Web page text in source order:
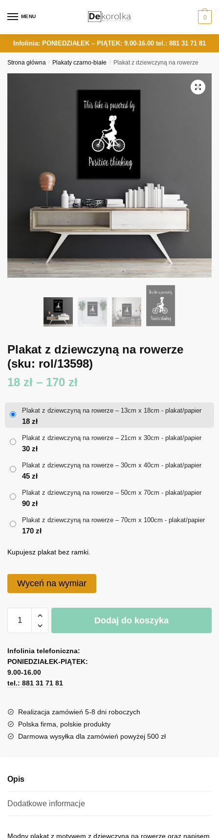
MENU 0
Infolinia: PONIEDZIAŁEK – PIĄTEK: 9.00-16.00 tel.: 881 31 71 81
Strona główna / Plakaty czarno-białe / Plakat z dziewczyną na rowerze
Plakat z dziewczyną na rowerze
(sku: rol/13598)
18 zł – 170 złZakres
od
18 zł
Plakat z dziewczyną na rowerze – 13cm x 18cm - plakat/papier
18 zł
Plakat z dziewczyną na rowerze – 21cm x 30cm - plakat/papier
30 zł
Plakat z dziewczyną na rowerze – 30cm x 40cm - plakat/papier
45 zł
Plakat z dziewczyną na rowerze – 50cm x 70cm - plakat/papier
90 zł
Plakat z dziewczyną na rowerze – 70cm x 100cm - plakat/papier
170 zł
Kupujesz plakat bez ramki.
Wyceń na wymiar
Plakat
dziewczyną
na
rowerze
Dodaj do koszyka
l
t
e
r
a
t
i
Infolinia telefoniczna:
PONIEDZIAŁEK-PIĄTEK:
9.00-16.00
tel.: 881 31 71 81
Realizacja zamówień 5-8 dni roboczych
Polska firma, polskie produkty
Darmowa wysyłka dla zamówień powyżej 500 zł
Opis
Dodatkowe informacje
Modny plakat z motywem z dziewczyną na rowerze oraz napisem